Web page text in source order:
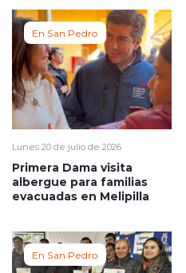
En San Pedro
Lunes 20 de julio de 2026
Primera Dama visita
albergue para familias
evacuadas en Melipilla
En San Pedro